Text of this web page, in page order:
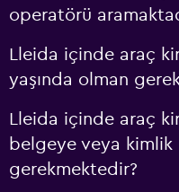
operatörü
Lleida içinde araç
yaşında olman
Lleida içinde araç
belgeye veya kimlik
gerekmektedir?